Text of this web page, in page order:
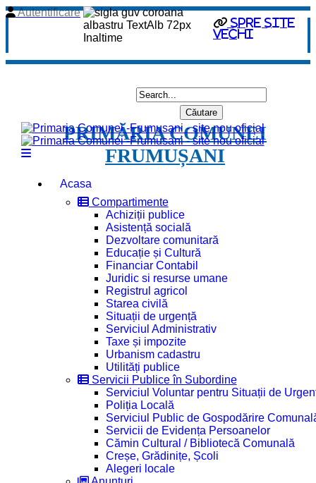
spre site
vechi
Autentificare
PRIMĂRIA COMUNEI
FRUMUȘANI
Acasa
Compartimente
Achiziții publice
Asistență socială
Dezvoltare comunitară
Educație și Cultură
Financiar Contabil
Juridic si resurse umane
Registrul agricol
Starea civilă
Situații de urgență
Serviciul Administrativ
Taxe și impozite
Urbanism cadastru
Utilități publice
Servicii Publice în Subordine
Serviciul Voluntar pentru Situații de
Poliția Locală
Serviciul Public de Gospodărire
Servicii de Evidența Persoanelor
Cămin Cultural / Bibliotecă Comunală
Creșe, Grădinițe, Școli
Alegeri locale